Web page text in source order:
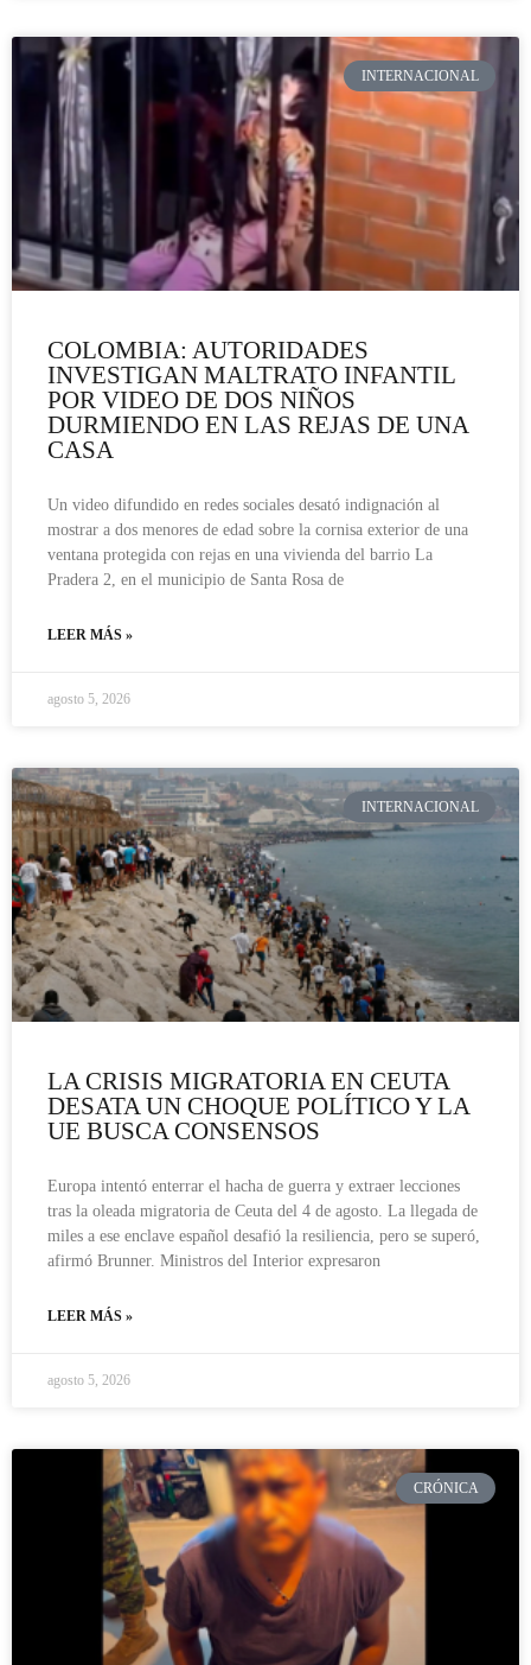
INTERNACIONAL
COLOMBIA: AUTORIDADES
INVESTIGAN MALTRATO INFANTIL
POR VIDEO DE DOS NIÑOS
DURMIENDO EN LAS REJAS DE UNA
CASA
Un video difundido en redes sociales desató indignación al
mostrar a dos menores de edad sobre la cornisa exterior de una
ventana protegida con rejas en una vivienda del barrio La
Pradera 2, en el municipio de Santa Rosa de
LEER MÁS »
agosto 5, 2026
INTERNACIONAL
LA CRISIS MIGRATORIA EN CEUTA
DESATA UN CHOQUE POLÍTICO Y LA
UE BUSCA CONSENSOS
Europa intentó enterrar el hacha de guerra y extraer lecciones
tras la oleada migratoria de Ceuta del 4 de agosto. La llegada de
miles a ese enclave español desafió la resiliencia, pero se superó,
afirmó Brunner. Ministros del Interior expresaron
LEER MÁS »
agosto 5, 2026
CRÓNICA